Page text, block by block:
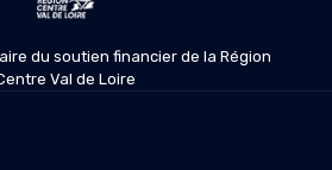
du soutien financier de la Région
Val de Loire